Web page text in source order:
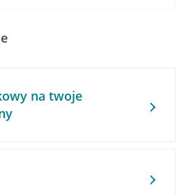
na twoje